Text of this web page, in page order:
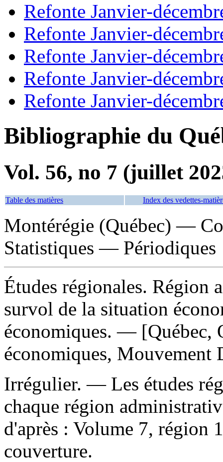
Refonte Janvier-
Refonte Janvier-
Refonte Janvier-
Refonte Janvier-
Refonte Janvier-
Bibliographie du
Vol. 56, no 7 (juillet
Table des matières Index des vedettes-
Montérégie (Québec) —
Statistiques — Périodiques
Études régionales. Région
survol de la situation
économiques. — [Québec,
économiques,
Irrégulier. — Les études
chaque région
d'après : Volume 7, région
couverture.